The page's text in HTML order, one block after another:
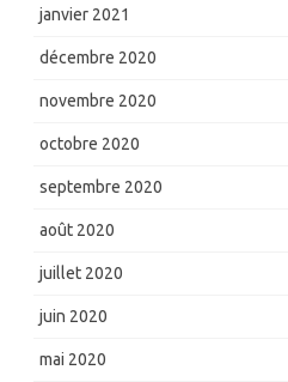
janvier 2021
décembre 2020
novembre 2020
octobre 2020
septembre 2020
août 2020
juillet 2020
juin 2020
mai 2020